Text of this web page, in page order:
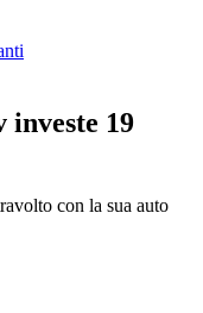
investe 19
con la sua auto